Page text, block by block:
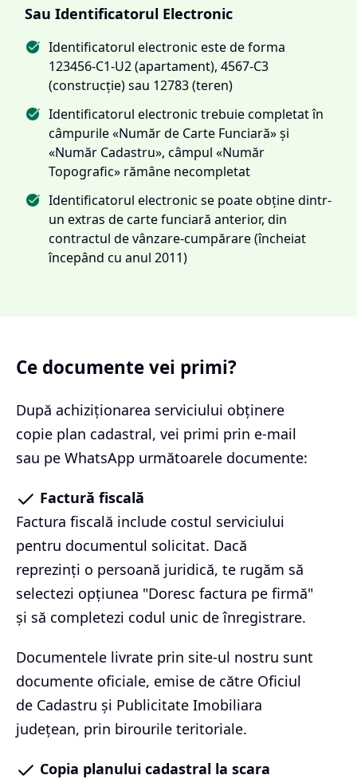
Sau Identificatorul Electronic
Identificatorul electronic este de forma
123456-C1-U2 (apartament), 4567-C3
(construcție) sau 12783 (teren)
Identificatorul electronic trebuie completat în
câmpurile «Număr de Carte Funciară» și
«Număr Cadastru», câmpul «Număr
Topografic» rămâne necompletat
Identificatorul electronic se poate obține dintr-
un extras de carte funciară anterior, din
contractul de vânzare-cumpărare (încheiat
începând cu anul 2011)
Ce documente vei primi?
După achiziționarea serviciului obținere
copie plan cadastral, vei primi prin e-mail
sau pe WhatsApp următoarele documente:
Factură fiscală
Factura fiscală include costul serviciului
pentru documentul solicitat. Dacă
reprezinți o persoană juridică, te rugăm să
selectezi opțiunea "Doresc factura pe firmă"
și să completezi codul unic de înregistrare.
Documentele livrate prin site-ul nostru sunt
documente oficiale, emise de către Oficiul
de Cadastru și Publicitate Imobiliara
județean, prin birourile teritoriale.
Copia planului cadastral la scara